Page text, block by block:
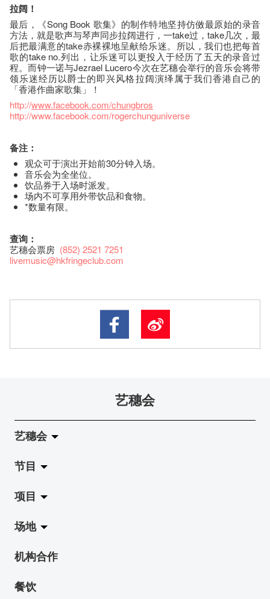
拉阔！
最后，《Song Book 歌集》的制作特地坚持仿傚最原始的录音
方法，就是歌声与琴声同步拉阔进行，一take过，take几次，最
后把最满意的take赤裸裸地呈献给乐迷。所以，我们也把每首
歌的take no.列出，让乐迷可以更投入于经历了五天的录音过
程。而钟一诺与Jezrael Lucero今次在艺穗会举行的音乐会将带
领乐迷经历以爵士的即兴风格拉阔演绎属于我们香港自己的
「香港作曲家歌集」！
http://www.facebook.com/chungbros
http://www.facebook.com/rogerchunguniverse
备注：
观众可于演出开始前30分钟入场。
音乐会为全坐位。
饮品券于入场时派发。
场内不可享用外带饮品和食物。
*数量有限。
查询：
艺穗会票房 (852) 2521 7251
livemusic@hkfringeclub.com
艺穗会
艺穗会
关于艺穗会
艺穗会的演化
使命与宗旨
艺穗会架构
档案库
节目
拉阔
展览
演出
活动
项目
Jazz-Go-Central, Jazz-Go-Fringe
LPL
2015-16 艺术场地资助计划
场地
陈丽玲划廊
奶库
机构合作
餐饮